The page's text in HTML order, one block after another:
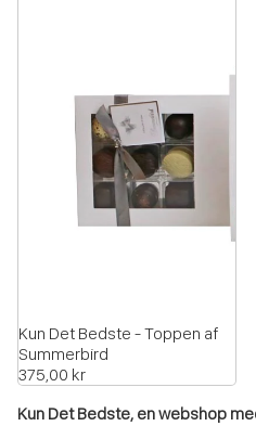
Kun Det Bedste - Toppen af
Summerbird
375,00 kr
Kun Det Bedste, en webshop